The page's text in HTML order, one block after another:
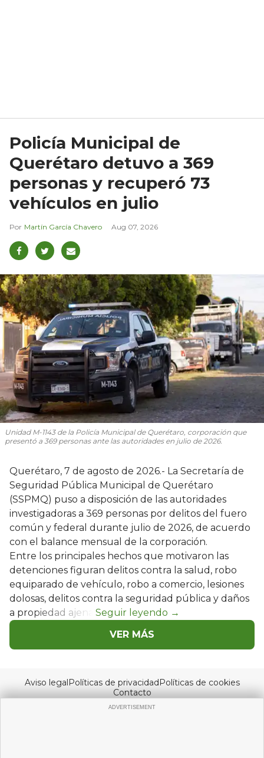
Policía Municipal de
Querétaro detuvo a 369
personas y recuperó 73
vehículos en julio
Martín García Chavero Aug 07, 2026
Unidad M-1143 de la Policía Municipal de Querétaro, corporación que
presentó a 369 personas ante las autoridades en julio de 2026.
Querétaro, 7 de agosto de 2026.- La Secretaría de
Seguridad Pública Municipal de Querétaro
(SSPMQ) puso a disposición de las autoridades
investigadoras a 369 personas por delitos del fuero
común y federal durante julio de 2026, de acuerdo
con el balance mensual de la corporación.
Entre los principales hechos que motivaron las
detenciones figuran delitos contra la salud, robo
equiparado de vehículo, robo a comercio, lesiones
dolosas, delitos contra la seguridad pública y daños
a propiedad ajena.
VER MÁS
Aviso legalPolíticas de privacidadPolíticas de cookies
Contacto